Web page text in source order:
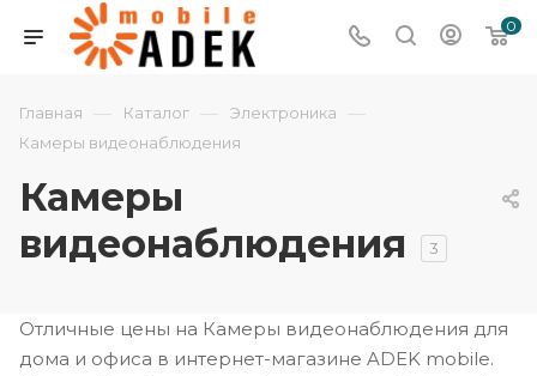
0
Главная — Каталог — Электроника —
Камеры видеонаблюдения
Камеры
видеонаблюдения
3
Отличные цены на Камеры видеонаблюдения для
дома и офиса в интернет-магазине ADEK mobile.